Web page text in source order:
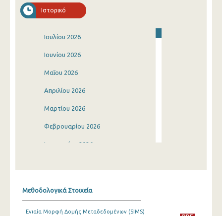
Ιστορικό
Ιουλίου 2026
Ιουνίου 2026
Μαΐου 2026
Απριλίου 2026
Μαρτίου 2026
Φεβρουαρίου 2026
Ιανουαρίου 2026
Μεθοδολογικά Στοιχεία
Ενιαία Μορφή Δομής Μεταδεδομένων (SIMS)